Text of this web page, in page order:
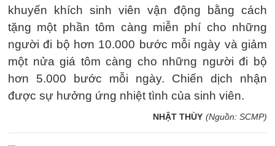
khuyến khích sinh viên vận động bằng cách
tặng một phần tôm càng miễn phí cho những
người đi bộ hơn 10.000 bước mỗi ngày và giảm
một nửa giá tôm càng cho những người đi bộ
hơn 5.000 bước mỗi ngày. Chiến dịch nhận
được sự hưởng ứng nhiệt tình của sinh viên.
NHẬT THÙY (Nguồn: SCMP)